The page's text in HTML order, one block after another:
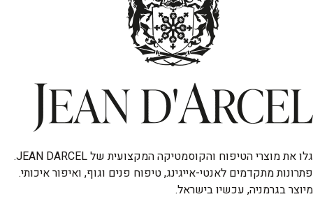
גלו את מוצרי הטיפוח והקוסמטיקה המקצועית של JEAN DARCEL.
פתרונות מתקדמים לאנטי-אייגינג, טיפוח פנים וגוף, ואיפור איכותי.
מיוצר בגרמניה, עכשיו בישראל.